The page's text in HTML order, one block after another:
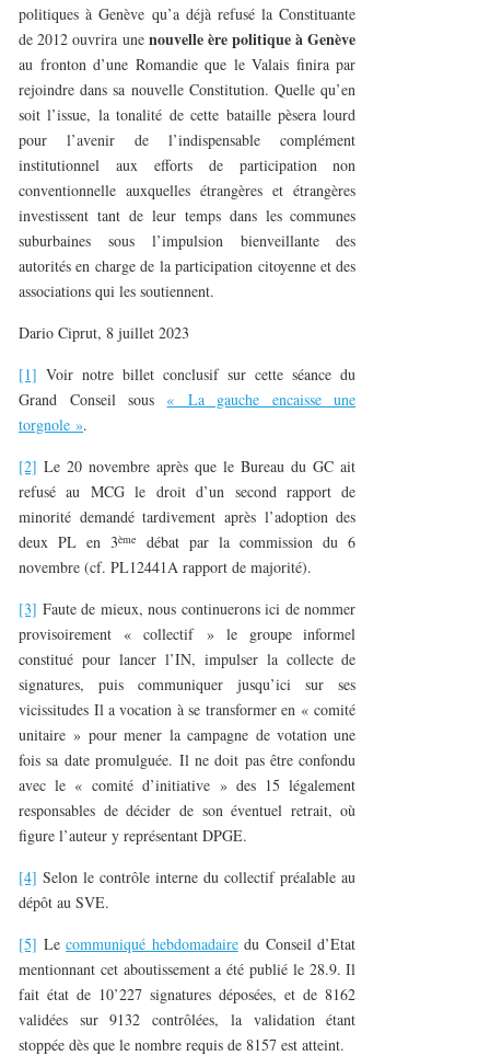
politiques à Genève qu’a déjà refusé la Constituante
de 2012 ouvrira une nouvelle ère politique à Genève
au fronton d’une Romandie que le Valais finira par
rejoindre dans sa nouvelle Constitution. Quelle qu’en
soit l’issue, la tonalité de cette bataille pèsera lourd
pour l’avenir de l’indispensable complément
institutionnel aux efforts de participation non
conventionnelle auxquelles étrangères et étrangères
investissent tant de leur temps dans les communes
suburbaines sous l’impulsion bienveillante des
autorités en charge de la participation citoyenne et des
associations qui les soutiennent.
Dario Ciprut, 8 juillet 2023
[1] Voir notre billet conclusif sur cette séance du
Grand Conseil sous « La gauche encaisse une
torgnole ».
[2] Le 20 novembre après que le Bureau du GC ait
refusé au MCG le droit d’un second rapport de
minorité demandé tardivement après l’adoption des
deux PL en 3ème
débat par la commission du 6
novembre (cf. PL12441A rapport de majorité).
[3] Faute de mieux, nous continuerons ici de nommer
provisoirement « collectif » le groupe informel
constitué pour lancer l’IN, impulser la collecte de
signatures, puis communiquer jusqu’ici sur ses
vicissitudes Il a vocation à se transformer en « comité
unitaire » pour mener la campagne de votation une
fois sa date promulguée. Il ne doit pas être confondu
avec le « comité d’initiative » des 15 légalement
responsables de décider de son éventuel retrait, où
figure l’auteur y représentant DPGE.
[4] Selon le contrôle interne du collectif préalable au
dépôt au SVE.
[5] Lecommuniqué hebdomadairedu Conseil d’Etat
mentionnant cet aboutissement a été publié le 28.9. Il
fait état de 10’227 signatures déposées, et de 8162
validées sur 9132 contrôlées, la validation étant
stoppée dès que le nombre requis de 8157 est atteint.